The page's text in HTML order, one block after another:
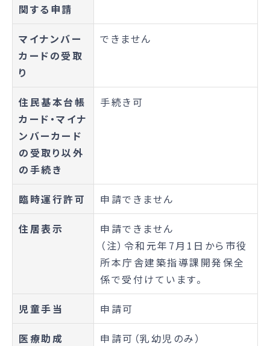
関する申請
マイナンバー
カードの受取
り
できません
住民基本台帳
カード・マイナ
ンバーカード
の受取り以外
の手続き
手続き可
臨時運行許可 申請できません
住居表示
申請できません
（注）令和元年7月1日から市役
所本庁舎建築指導課開発保全
係で受付けています。
児童手当 申請可
医療助成 申請可（乳幼児のみ）